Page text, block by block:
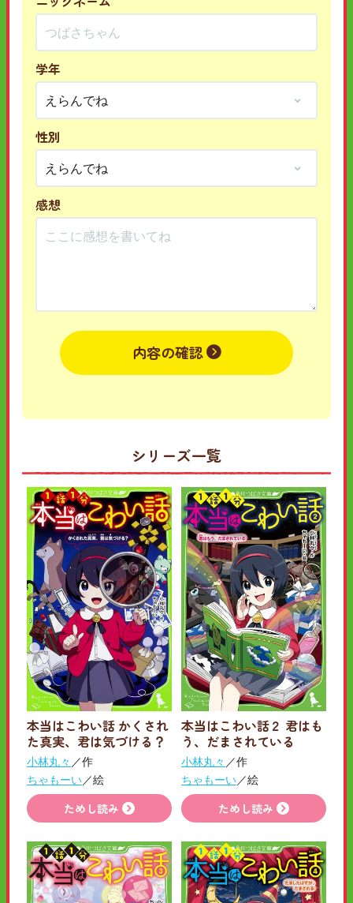
学年
性別
感想
内容の確認
シリーズ一覧
本当はこわい話 かくされ
た真実、君は気づける？
小林丸々 ／作
ちゃもーい／絵
ためし読み
本当はこわい話２ 君はも
う、だまされている
小林丸々 ／作
ちゃもーい／絵
ためし読み